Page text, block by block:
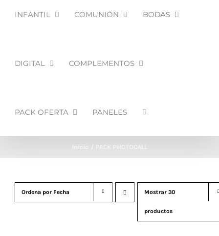
INFANTIL COMUNIÓN BODAS
DIGITAL COMPLEMENTOS
PACK OFERTA PANELES
Inicio PACK PHOTOCALL
Ordena por Fecha Mostrar 30
productos